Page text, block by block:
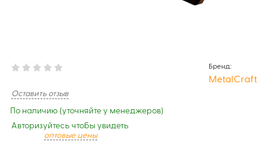
Бренд:
MetalCraft
Оставить отзыв
По наличию (уточняйте у менеджеров)
Авторизуйтесь чтобы увидеть
оптовые цены